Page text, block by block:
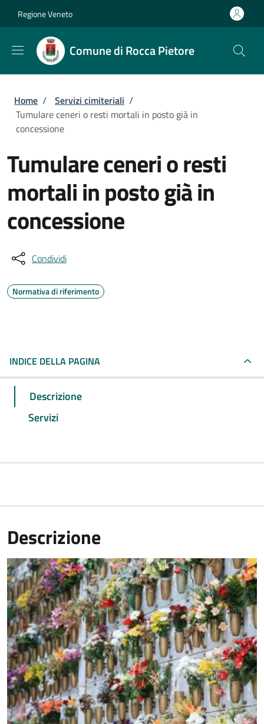
Regione Veneto
Comune di Rocca Pietore
Briciole di pane
Home / Servizi cimiteriali /
Tumulare ceneri o resti mortali in posto già in
concessione
Tumulare ceneri o resti
mortali in posto già in
concessione
Condividi
Normativa di riferimento
INDICE DELLA PAGINA
Descrizione
Servizi
Descrizione